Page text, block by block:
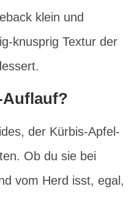
klein und
knusprig Textur der
Auflauf?
der Kürbis-Apfel-
Ob du sie bei
vom Herd isst, egal,